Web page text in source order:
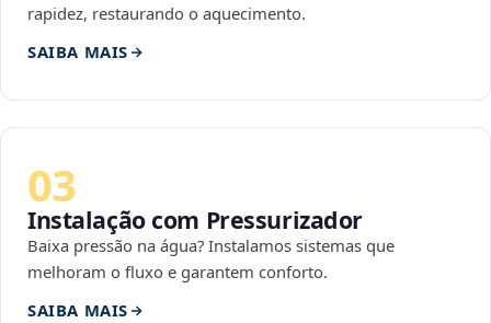
rapidez, restaurando o aquecimento.
SAIBA MAIS
03
Instalação com Pressurizador
Baixa pressão na água? Instalamos sistemas que
melhoram o fluxo e garantem conforto.
SAIBA MAIS